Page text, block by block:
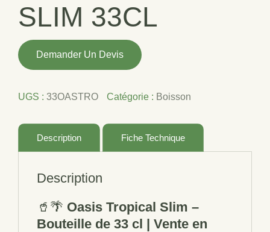
SLIM 33CL
quantité
de
TROPICAL
33CL
Demander Un Devis
UGS : 33OASTRO Catégorie : Boisson
Description Fiche Technique
Description
🥤🌴 Oasis Tropical Slim –
Bouteille de 33 cl | Vente en